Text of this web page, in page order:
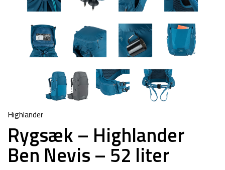
Highlander
Rygsæk – Highlander
Ben Nevis – 52 liter